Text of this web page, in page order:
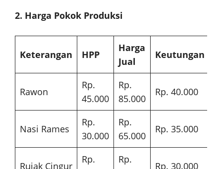
2. Harga Pokok Produksi
Keterangan HPP
Harga
Jual
Keutungan
Rawon
Rp.
45.000
Rp.
85.000
Rp. 40.000
Nasi Rames
Rp.
30.000
Rp.
65.000
Rp. 35.000
Rujak Cingur
Rp.
Rp.
Rp. 30.000